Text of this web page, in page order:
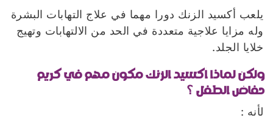
يلعب أكسيد الزنك دورا مهما في علاج التهابات البشرة
وله مزايا علاجية متعددة في الحد من الالتهابات وتهيج
خلايا الجلد.
ولكن لماذا أكسيد الزنك مكون مهم في كريم
حفاض الطفل ؟
لأنه :